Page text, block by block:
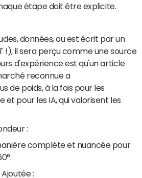
étape doit être explicite.
données, ou est écrit par un
il sera perçu comme une source
d'expérience est qu'un article
reconnue a
de poids, à la fois pour les
et pour les IA, qui valorisent les
:
complète et nuancée pour
: